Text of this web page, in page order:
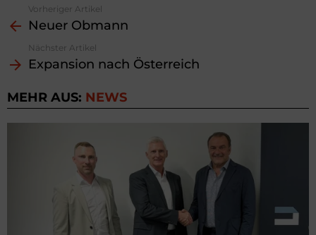
more
Vorheriger Artikel
Neuer Obmann
Nächster Artikel
Expansion nach Österreich
MEHR AUS: NEWS